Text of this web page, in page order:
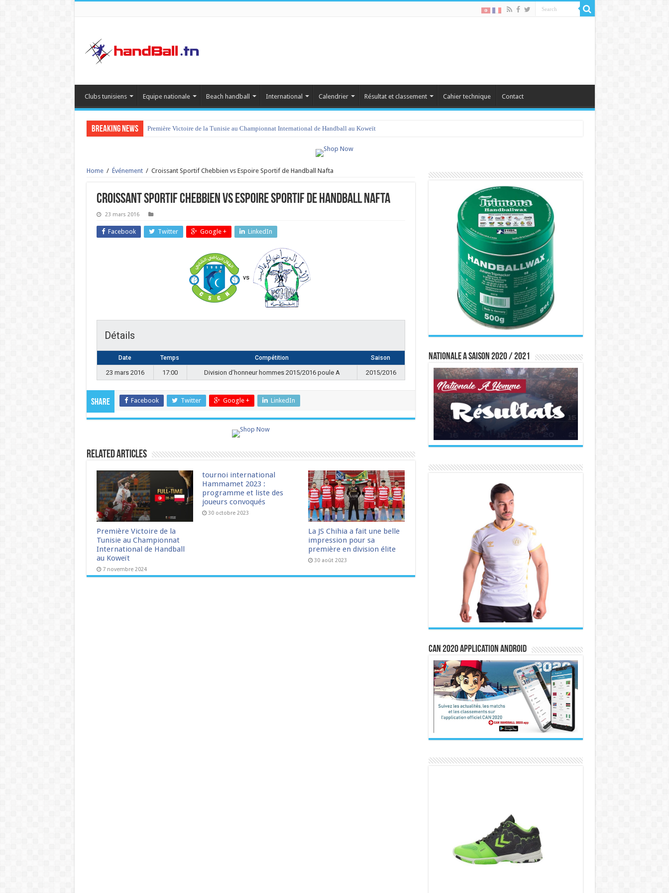
Clubs tunisiens Equipe nationale Beach handball International Calendrier Résultat et classement Cahier technique Contact
Breaking News Première Victoire de la Tunisie au Championnat International de Handball au Koweït
Home / Événement / Croissant Sportif Chebbien vs Espoire Sportif de Handball Nafta
Croissant Sportif Chebbien vs Espoire Sportif de Handball Nafta
23 mars 2016
Facebook Twitter Google + LinkedIn
vs
Détails
Date Temps Compétition Saison
23 mars 2016 17:00 Division d’honneur hommes 2015/2016 poule A 2015/2016
Share Facebook Twitter Google + LinkedIn
Related Articles
Première Victoire de la
Tunisie au Championnat
International de Handball
au Koweït
7 novembre 2024
tournoi international
Hammamet 2023 :
programme et liste des
joueurs convoqués
30 octobre 2023
La JS Chihia a fait une belle
impression pour sa
première en division élite
30 août 2023
Nationale A saison 2020 / 2021
CAN 2020 Application Android